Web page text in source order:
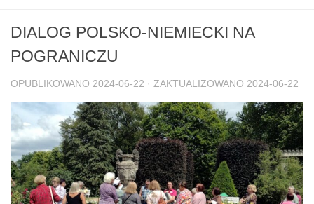
DIALOG POLSKO-NIEMIECKI NA
POGRANICZU
OPUBLIKOWANO 2024-06-22 · ZAKTUALIZOWANO 2024-06-22